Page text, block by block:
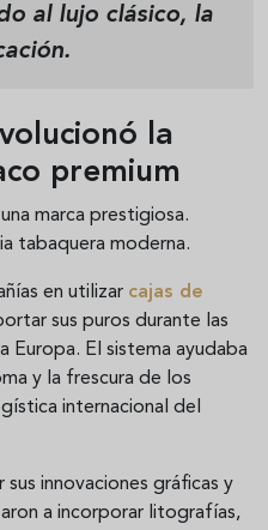
al lujo clásico, la
la
premium
marca prestigiosa.
tabaquera moderna.
en utilizar cajas de
sus puros durante las
Europa. El sistema ayudaba
y la frescura de los
internacional del
innovaciones gráficas y
a incorporar litografías,